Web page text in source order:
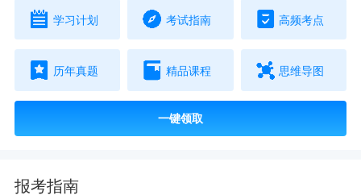
学习计划 考试指南 高频考点
历年真题 精品课程 思维导图
一键领取
报考指南